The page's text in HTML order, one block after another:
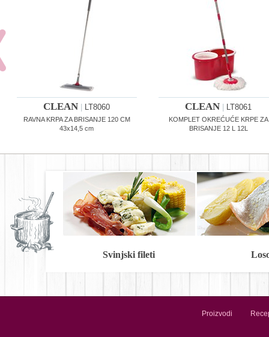
CLEAN LT8060
RAVNA KRPA ZA BRISANJE 120 CM
43x14,5 cm
CLEAN LT8061
KOMPLET OKREĆUĆE KRPE ZA
BRISANJE 12 L 12L
Svinjski fileti
Proizvodi